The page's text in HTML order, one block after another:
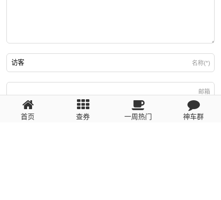
名称(*)
邮箱
回复需填写必要信息
首页 查券 一周热门 神车群